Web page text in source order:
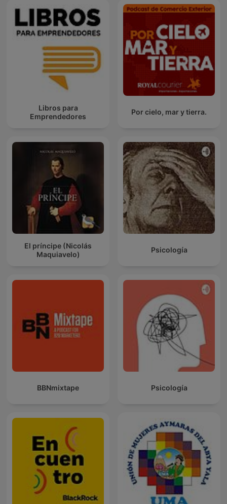
Libros para
Emprendedores
Por cielo, mar y tierra.
El príncipe (Nicolás
Maquiavelo)
Psicología
BBNmixtape Psicología